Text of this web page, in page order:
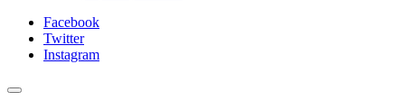
Facebook
Twitter
Instagram